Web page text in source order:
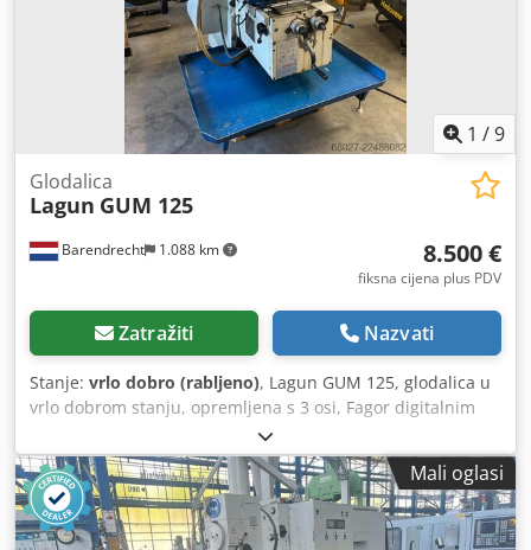
1 /9
Barendrecht 1.088 km
Glodalica
Lagun GUM 125
8.500 €
fiksna cijena plus PDV
Zatražiti Nazvati
Stanje: vrlo dobro (rabljeno), Lagun GUM 125, glodalica u
vrlo dobrom stanju, opremljena s 3 osi, Fagor digitalnim
prikazivačem, promjenjivom brzinom pomaka i brzine
vretena. Chedpezrlawsfx Am Toa Tehničke specifikacije:
Stožac vretena ISO 40 Brzina 35-1800 (promjenjiva) Hod
X850 Y290 Z475 mm Dimenzije stola 1250 x 280 mm
Automatski pomak X, Y i Z Visoka brzina X, Y i Z Motor 7,5
Mali oglasi